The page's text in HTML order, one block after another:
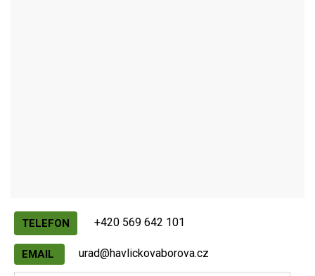
TELEFON +420 569 642 101
EMAIL urad@havlickovaborova.cz